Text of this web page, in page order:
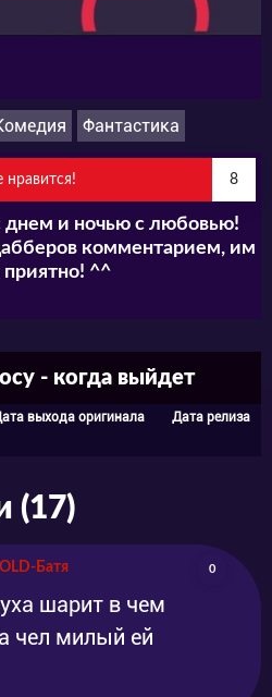
Фантастика
нравится! 8
днем и ночью с любовью!
комментарием, им
приятно! ^^
- когда выйдет
выхода оригинала
Дата релиза
(17)
Батя 0
шарит в чем
чел милый ей